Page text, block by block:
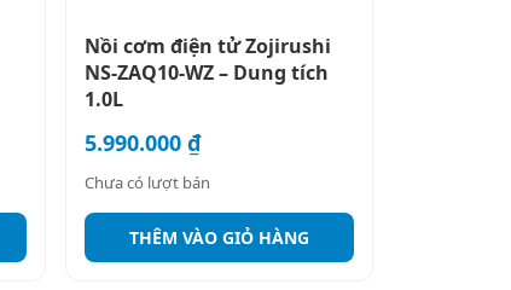
Nồi cơm điện tử Zojirushi
NS-ZAQ10-WZ – Dung tích
1.0L
5.990.000₫
Chưa có lượt bán
THÊM VÀO GIỎ HÀNG